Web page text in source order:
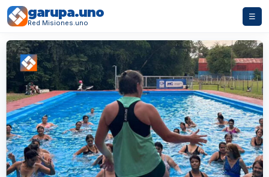
garupa.uno
Red Misiones.uno
☰